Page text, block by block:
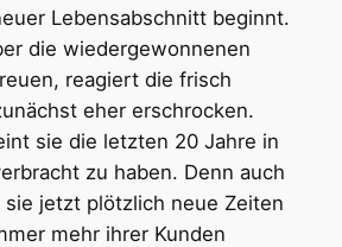
Lebensabschnitt beginnt.
die wiedergewonnenen
reagiert die frisch
eher erschrocken.
sie die letzten 20 Jahre in
zu haben. Denn auch
jetzt plötzlich neue Zeiten
mehr ihrer Kunden